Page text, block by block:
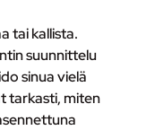
tai kallista.
suunnittelu
sinua vielä
tarkasti, miten